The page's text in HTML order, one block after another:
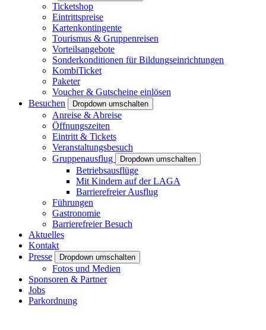
Ticketshop
Eintrittspreise
Kartenkontingente
Tourismus & Gruppenreisen
Vorteilsangebote
Sonderkonditionen für Bildungseinrichtungen
KombiTicket
Paketer
Voucher & Gutscheine einlösen
Besuchen
Dropdown umschalten
Anreise & Abreise
Öffnungszeiten
Eintritt & Tickets
Veranstaltungsbesuch
Gruppenausflug
Dropdown umschalten
Betriebsausflüge
Mit Kindern auf der LAGA
Barrierefreier Ausflug
Führungen
Gastronomie
Barrierefreier Besuch
Aktuelles
Kontakt
Presse
Dropdown umschalten
Fotos und Medien
Sponsoren & Partner
Jobs
Parkordnung